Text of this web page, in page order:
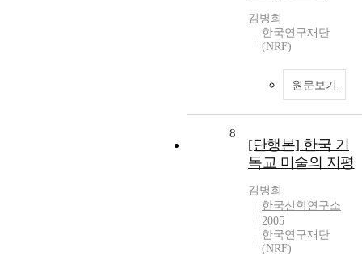
김병희
한국연구재단
(NRF)
원문보기
8
[단행본] 한국 기
독교 미술의 지평
김병희
한국신학연구소
2005
한국연구재단
(NRF)